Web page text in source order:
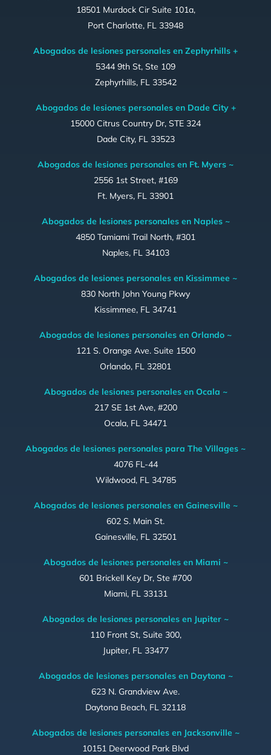
18501 Murdock Cir Suite 101a,
Port Charlotte, FL 33948
Abogados de lesiones personales en Zephyrhills +
5344 9th St, Ste 109
Zephyrhills, FL 33542
Abogados de lesiones personales en Dade City +
15000 Citrus Country Dr, STE 324
Dade City, FL 33523
Abogados de lesiones personales en Ft. Myers ~
2556 1st Street, #169
Ft. Myers, FL 33901
Abogados de lesiones personales en Naples ~
4850 Tamiami Trail North, #301
Naples, FL 34103
Abogados de lesiones personales en Kissimmee ~
830 North John Young Pkwy
Kissimmee, FL 34741
Abogados de lesiones personales en Orlando ~
121 S. Orange Ave. Suite 1500
Orlando, FL 32801
Abogados de lesiones personales en Ocala ~
217 SE 1st Ave, #200
Ocala, FL 34471
Abogados de lesiones personales para The Villages ~
4076 FL-44
Wildwood, FL 34785
Abogados de lesiones personales en Gainesville ~
602 S. Main St.
Gainesville, FL 32501
Abogados de lesiones personales en Miami ~
601 Brickell Key Dr, Ste #700
Miami, FL 33131
Abogados de lesiones personales en Jupiter ~
110 Front St, Suite 300,
Jupiter, FL 33477
Abogados de lesiones personales en Daytona ~
623 N. Grandview Ave.
Daytona Beach, FL 32118
Abogados de lesiones personales en Jacksonville ~
10151 Deerwood Park Blvd